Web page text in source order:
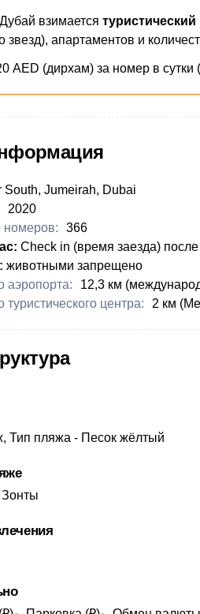
взимается туристический
звезд), апартаментов и
AED (дирхам) за номер в сутки
South, Jumeirah, Dubai
2020
366
Check in (время заезда)
животными запрещено
аэропорта:
​12,3 км
туристического центра:
​2 км
Тип пляжа - Песок жёлтый
Зонты